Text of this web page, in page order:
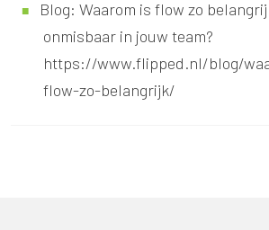
Blog: Waarom is flow zo
onmisbaar in jouw team?
https://www.flipped.nl/blog/
flow-zo-belangrijk/